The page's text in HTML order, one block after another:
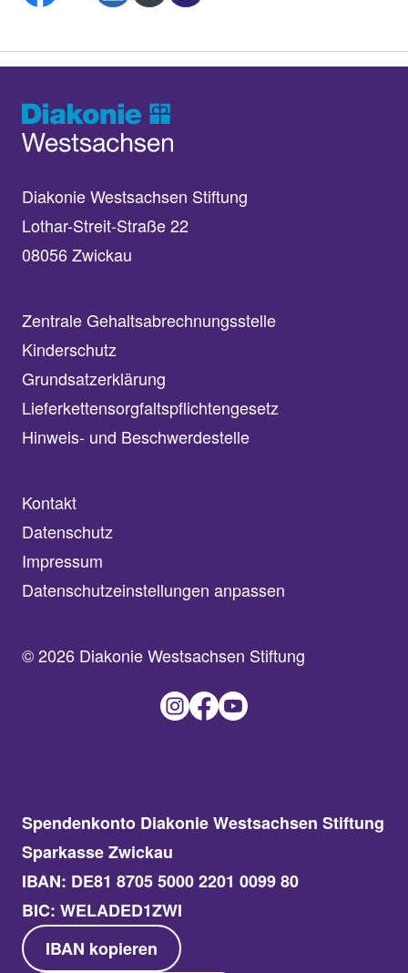
Diakonie Westsachsen Stiftung
Lothar-Streit-Straße 22
08056 Zwickau
Zentrale Gehaltsabrechnungsstelle
Kinderschutz
Grundsatzerklärung
Lieferkettensorgfaltspflichtengesetz
Hinweis- und Beschwerdestelle
Kontakt
Datenschutz
Impressum
Datenschutzeinstellungen anpassen
© 2026 Diakonie Westsachsen Stiftung
Spendenkonto Diakonie Westsachsen Stiftung
Sparkasse Zwickau
IBAN: DE81 8705 5000 2201 0099 80
BIC: WELADED1ZWI
IBAN kopieren